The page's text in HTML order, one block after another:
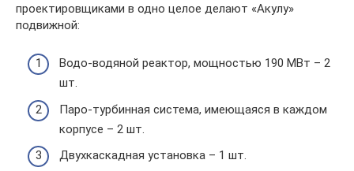
проектировщиками в одно целое делают «Акулу»
подвижной:
Водо-водяной реактор, мощностью 190 МВт – 2
шт.
Паро-турбинная система, имеющаяся в каждом
корпусе – 2 шт.
Двухкаскадная установка – 1 шт.